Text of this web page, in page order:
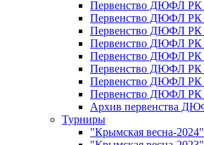
Первенство ДЮФЛ РК
Первенство ДЮФЛ РК
Первенство ДЮФЛ РК
Первенство ДЮФЛ РК
Первенство ДЮФЛ РК
Первенство ДЮФЛ РК
Первенство ДЮФЛ РК
Первенство ДЮФЛ РК
Архив первенства
Турниры
"Крымская весна-2024"